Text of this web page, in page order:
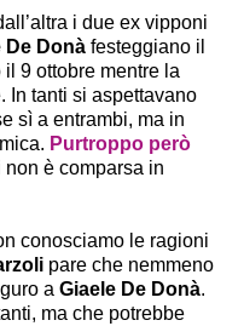
i due ex vipponi
De Donà festeggiano il
il 9 ottobre mentre la
In tanti si aspettavano
sì a entrambi, ma in
Purtroppo però
è comparsa in
conosciamo le ragioni
pare che nemmeno
a Giaele De Donà.
ma che potrebbe